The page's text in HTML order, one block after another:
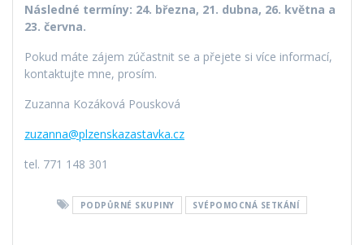
Následné termíny: 24. března, 21. dubna, 26. května a
23. června.
Pokud máte zájem zúčastnit se a přejete si více informací,
kontaktujte mne, prosím.
Zuzanna Kozáková Pousková
zuzanna@plzenskazastavka.cz
tel. 771 148 301
PODPŮRNÉ SKUPINY SVÉPOMOCNÁ SETKÁNÍ